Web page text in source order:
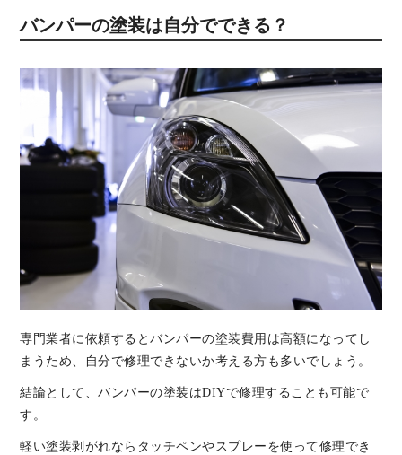
バンパーの塗装は自分でできる？
専門業者に依頼するとバンパーの塗装費用は高額になってし
まうため、自分で修理できないか考える方も多いでしょう。
結論として、バンパーの塗装はDIYで修理することも可能で
す。
軽い塗装剥がれならタッチペンやスプレーを使って修理でき